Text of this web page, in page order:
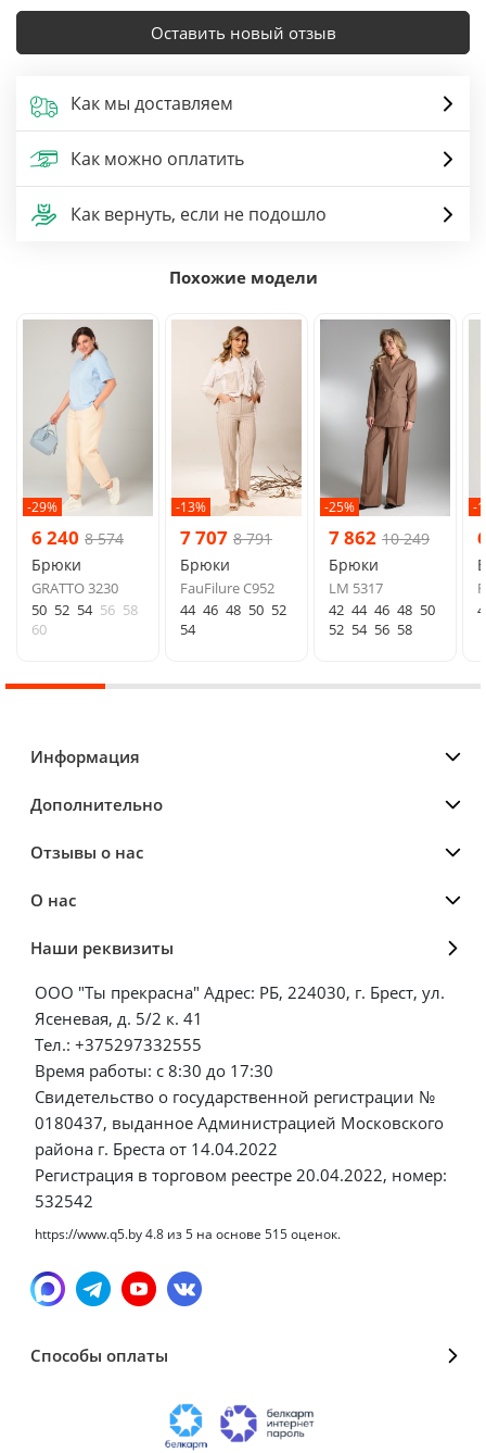
Оставить новый отзыв
Как мы доставляем
Как можно оплатить
Как вернуть, если не подошло
Похожие модели
-29%
6 240 8 574
Брюки
GRATTO 3230
50 52 54 56 58
60
-13%
7 707 8 791
Брюки
FauFilure C952
44 46 48 50 52
54
-25%
7 862 10 249
Брюки
LM 5317
42 44 46 48 50
52 54 56 58
-
Информация
Дополнительно
Отзывы о нас
О нас
Наши реквизиты
ООО "Ты прекрасна" Адрес: РБ, 224030, г. Брест, ул.
Ясеневая, д. 5/2 к. 41
Тел.: +375297332555
Время работы: с 8:30 до 17:30
Свидетельство о государственной регистрации №
0180437, выданное Администрацией Московского
района г. Бреста от 14.04.2022
Регистрация в торговом реестре 20.04.2022, номер:
532542
https://www.q5.by4.8 из5 на основе 515оценок.
Способы оплаты